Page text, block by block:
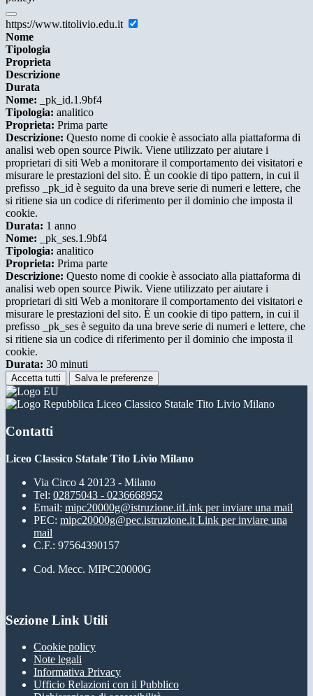
https://www.titolivio.edu.it
Nome
Tipologia
Proprieta
Descrizione
Durata
Nome: _pk_id.1.9bf4
Tipologia: analitico
Proprieta: Prima parte
Descrizione: Questo nome di cookie è associato alla piattaforma di
analisi web open source Piwik. Viene utilizzato per aiutare i
proprietari di siti Web a monitorare il comportamento dei visitatori e
misurare le prestazioni del sito. È un cookie di tipo pattern, in cui il
prefisso _pk_id è seguito da una breve serie di numeri e lettere, che
si ritiene sia un codice di riferimento per il dominio che imposta il
cookie.
Durata: 1 anno
Nome: _pk_ses.1.9bf4
Tipologia: analitico
Proprieta: Prima parte
Descrizione: Questo nome di cookie è associato alla piattaforma di
analisi web open source Piwik. Viene utilizzato per aiutare i
proprietari di siti Web a monitorare il comportamento dei visitatori e
misurare le prestazioni del sito. È un cookie di tipo pattern, in cui il
prefisso _pk_ses è seguito da una breve serie di numeri e lettere, che
si ritiene sia un codice di riferimento per il dominio che imposta il
cookie.
Durata: 30 minuti
Accetta tutti Salva le preferenze
Liceo Classico Statale Tito Livio Milano
Contatti
Liceo Classico Statale Tito Livio Milano
Via Circo 4 20123 - Milano
Tel: 02875043 - 0236668952
Email: mipc20000g@istruzione.itLink per inviare una mail
PEC: mipc20000g@pec.istruzione.it Link per inviare una
mail
C.F.: 97564390157
Cod. Mecc. MIPC20000G
Sezione Link Utili
Cookie policy
Note legali
Informativa Privacy
Ufficio Relazioni con il Pubblico